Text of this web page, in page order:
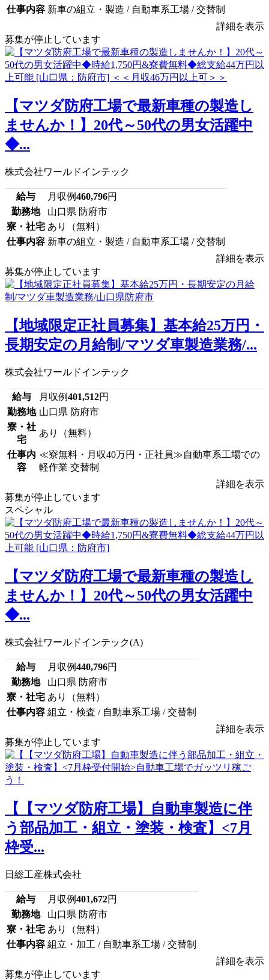
仕事内容 新車の組立・製造 / 自動車系工場 / 交替制
詳細を表示
募集が停止しています
【マツダ防府工場で最新車種の製造し
ませんか！】20代～50代の男女活躍中
◆...
株式会社ワールドインテック
給与 月収例460,796円
勤務地
山口県 防府市
寮・社宅 あり（無料）
仕事内容 新車の組立・製造 / 自動車系工場 / 交替制
詳細を表示
募集が停止しています
【地域限定正社員募集】基本給25万円・
長期安定の月給制/マツダ車製造業務/...
株式会社ワールドインテック
給与 月収例401,512円
勤務地 山口県 防府市
寮・社
宅
あり（無料）
仕事内
容
≪寮無料・月収40万円・正社員≫自動車系工場での
軽作業 交替制
詳細を表示
募集が停止しています
スペシャル
【マツダ防府工場で最新車種の製造し
ませんか！】20代～50代の男女活躍中
◆...
株式会社ワールドインテック(A)
給与 月収例440,796円
勤務地
山口県 防府市
寮・社宅 あり（無料）
仕事内容 組立・検査 / 自動車系工場 / 交替制
詳細を表示
募集が停止しています
【【マツダ防府工場】自動車製造に伴
う部品加工・組立・塗装・検査】<7月
枠受...
日総工産株式会社
給与 月収例401,672円
勤務地
山口県 防府市
寮・社宅 あり（無料）
仕事内容 組立・加工 / 自動車系工場 / 交替制
詳細を表示
募集が停止しています